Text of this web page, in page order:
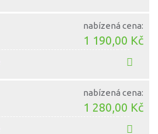
nabízená cena:
1 190,00 Kč
nabízená cena:
1 280,00 Kč